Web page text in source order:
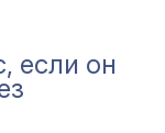
если он